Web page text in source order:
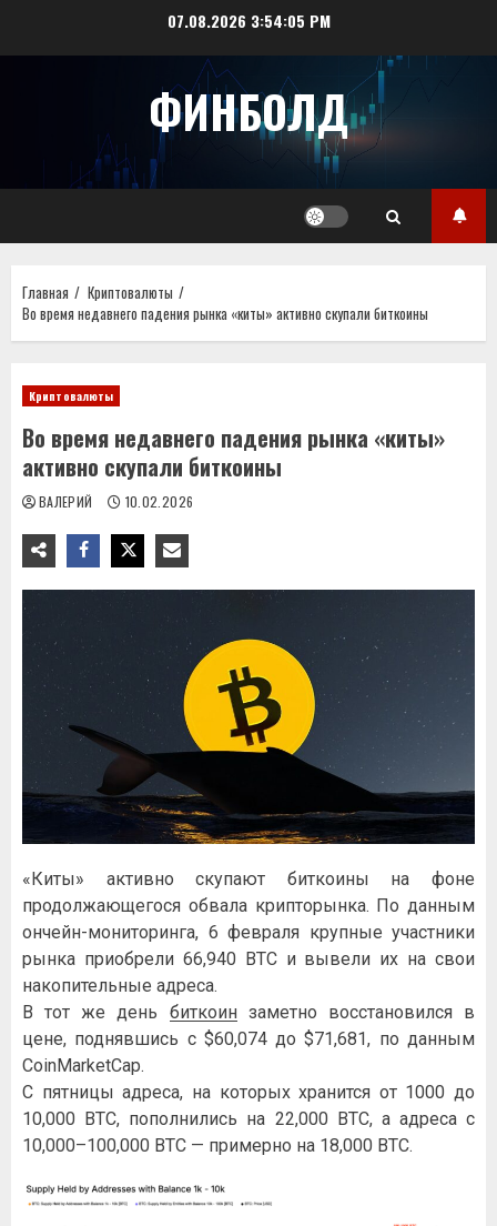
07.08.2026 3:54:05 PM
ФИНБОЛД
Главная
Криптовалюты
Во время недавнего падения рынка «киты» активно скупали биткоины
Криптовалюты
Во время недавнего падения рынка «киты»
активно скупали биткоины
ВАЛЕРИЙ 10.02.2026
«Киты» активно скупают биткоины на фоне
продолжающегося обвала крипторынка. По данным
ончейн-мониторинга, 6 февраля крупные участники
рынка приобрели 66,940 BTC и вывели их на свои
накопительные адреса.
В тот же день биткоинзаметно восстановился в
цене, поднявшись с $60,074 до $71,681, по данным
CoinMarketCap.
С пятницы адреса, на которых хранится от 1000 до
10,000 BTC, пополнились на 22,000 BTC, а адреса с
10,000–100,000 BTC — примерно на 18,000 BTC.